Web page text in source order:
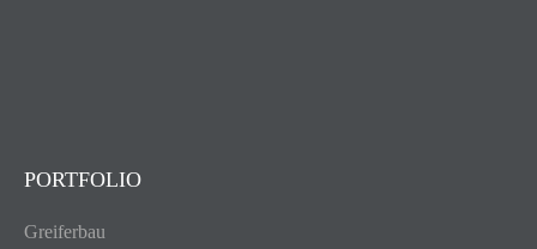
PORTFOLIO
Greiferbau